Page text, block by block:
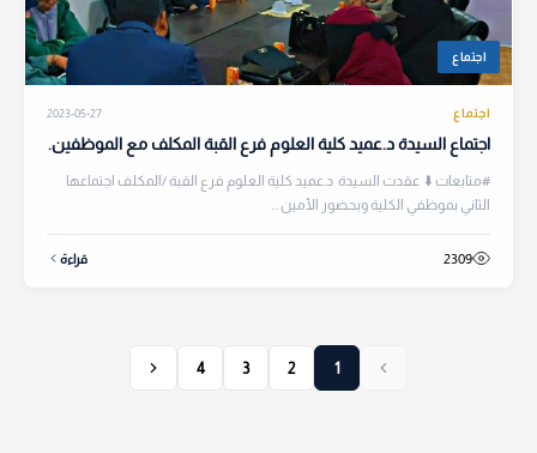
اجتماع
اجتماع 2023-05-27
اجتماع السيدة د.عميد كلية العلوم فرع القبة المكلف مع الموظفين.
#متابعات ⬇️ عقدت السيدة د.عميد كلية العلوم فرع القبة /المكلف اجتماعها
الثاني بموظفي الكلية وبحضور الأمين ...
2309 قراءة
1
2
3
4